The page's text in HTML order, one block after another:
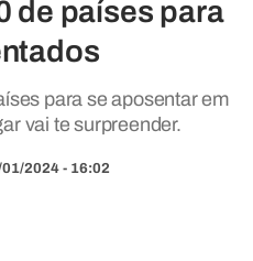
de países para
para se aposentar em
vai te surpreender.
2024 - 16:02